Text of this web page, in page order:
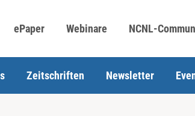
ePaper Webinare NCNL-
Zeitschriften Newsletter